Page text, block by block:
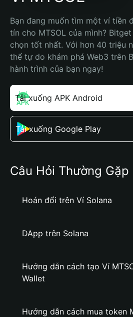
Bạn đang muốn tìm một ví tiền
tín cho MTSOL của mình?
chọn tốt nhất. Với hơn 40 triệu
thể tự do khám phá Web3 trên
hành trình của bạn ngay!
Tải xuống APK Android
Tải xuống Google Play
Câu Hỏi Thường Gặp
Hoán đổi trên Ví Solana
DApp trên Solana
Hướng dẫn cách tạo Ví
Wallet
Hướng dẫn cách mua token